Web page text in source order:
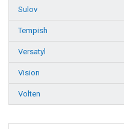
Sulov
Tempish
Versatyl
Vision
Volten